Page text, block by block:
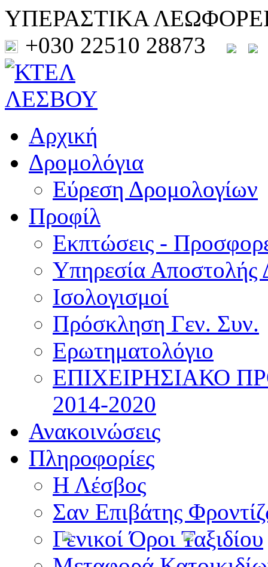
ΥΠΕΡΑΣΤΙΚΑ
+030 22510 28873
Αρχική
Δρομολόγια
Εύρεση Δρομολογίων
Προφίλ
Εκπτώσεις -
Υπηρεσία Αποστολής
Ισολογισμοί
Πρόσκληση Γεν. Συν.
Ερωτηματολόγιο
ΕΠΙΧΕΙΡΗΣΙΑΚΟ
2014-2020
Ανακοινώσεις
Πληροφορίες
Η Λέσβος
Σαν Επιβάτης
Γενικοί Όροι Ταξιδίου